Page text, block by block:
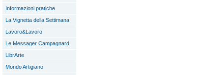
Informazioni pratiche
La Vignetta della Settimana
Lavoro&Lavoro
Le Messager Campagnard
LibrArte
Mondo Artigiano